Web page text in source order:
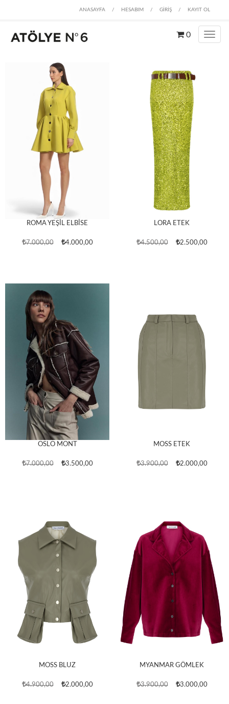
ANASAYFA / HESABIM / GİRİŞ / KAYIT OL
0
ROMA YEŞİL ELBİSE
7.000,00 4.000,00
LORA ETEK
4.500,00 2.500,00
OSLO MONT
7.000,00 3.500,00
MOSS ETEK
3.900,00 2.000,00
MOSS BLUZ
4.900,00 2.000,00
MYANMAR GÖMLEK
3.900,00 3.000,00